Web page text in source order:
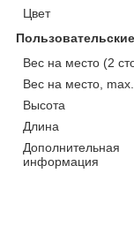
Цвет
Вес на место (2
Вес на место, max.
Высота
Длина
Дополнительная
информация